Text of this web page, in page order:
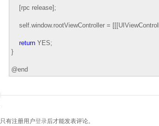
[rpc release];
self.window.rootViewController =
return YES;
}
@end
只有注册用户登录后才能发表评论。